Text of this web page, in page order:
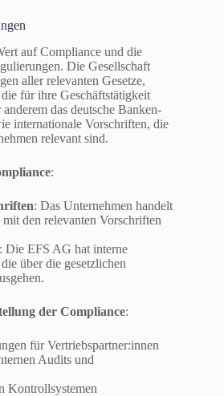
auf Compliance und die
Die Gesellschaft
aller relevanten Gesetze,
für ihre Geschäftstätigkeit
das deutsche Banken-
internationale Vorschriften, die
relevant sind.
:
: Das Unternehmen handelt
den relevanten Vorschriften
: Die EFS AG hat interne
über die gesetzlichen
der Compliance:
für Vertriebspartner:innen
Audits und
Kontrollsystemen